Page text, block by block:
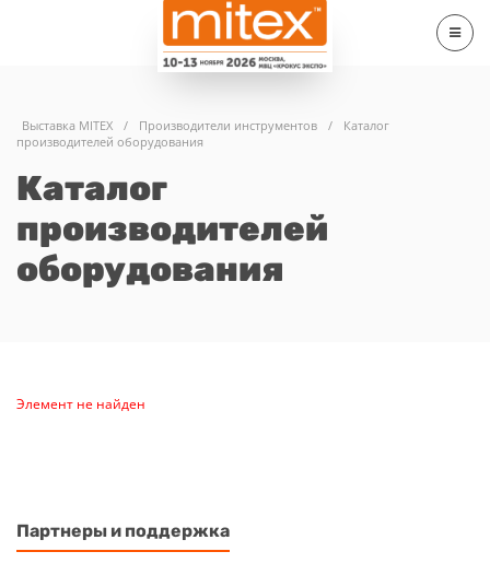
Выставка MITEX / Производители инструментов /
Каталог
производителей оборудования
Каталог
производителей
оборудования
Элемент не найден
Партнеры и поддержка